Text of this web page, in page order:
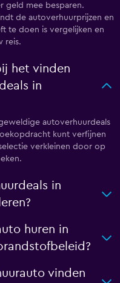
geld mee besparen.
de autoverhuurprijzen en
te doen is vergelijken en
reis.
het vinden
in
autoverhuurdeals
kunt verfijnen
verkleinen door op
in
huren in
vinden